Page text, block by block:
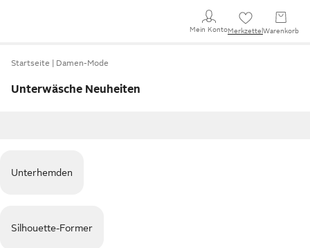
Mein KontoMerkzettel Warenkorb
Startseite Damen-Mode
Unterwäsche Neuheiten
Unterhemden
Silhouette-Former